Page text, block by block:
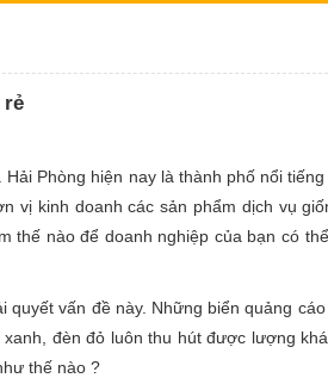
rẻ
Phòng hiện nay là thành phố nổi
vị kinh doanh các sản phẩm dịch vụ
thế nào để doanh nghiệp của bạn có
quyết vấn đề này. Những biển quảng
đèn đỏ luôn thu hút được lượng
thế nào ?